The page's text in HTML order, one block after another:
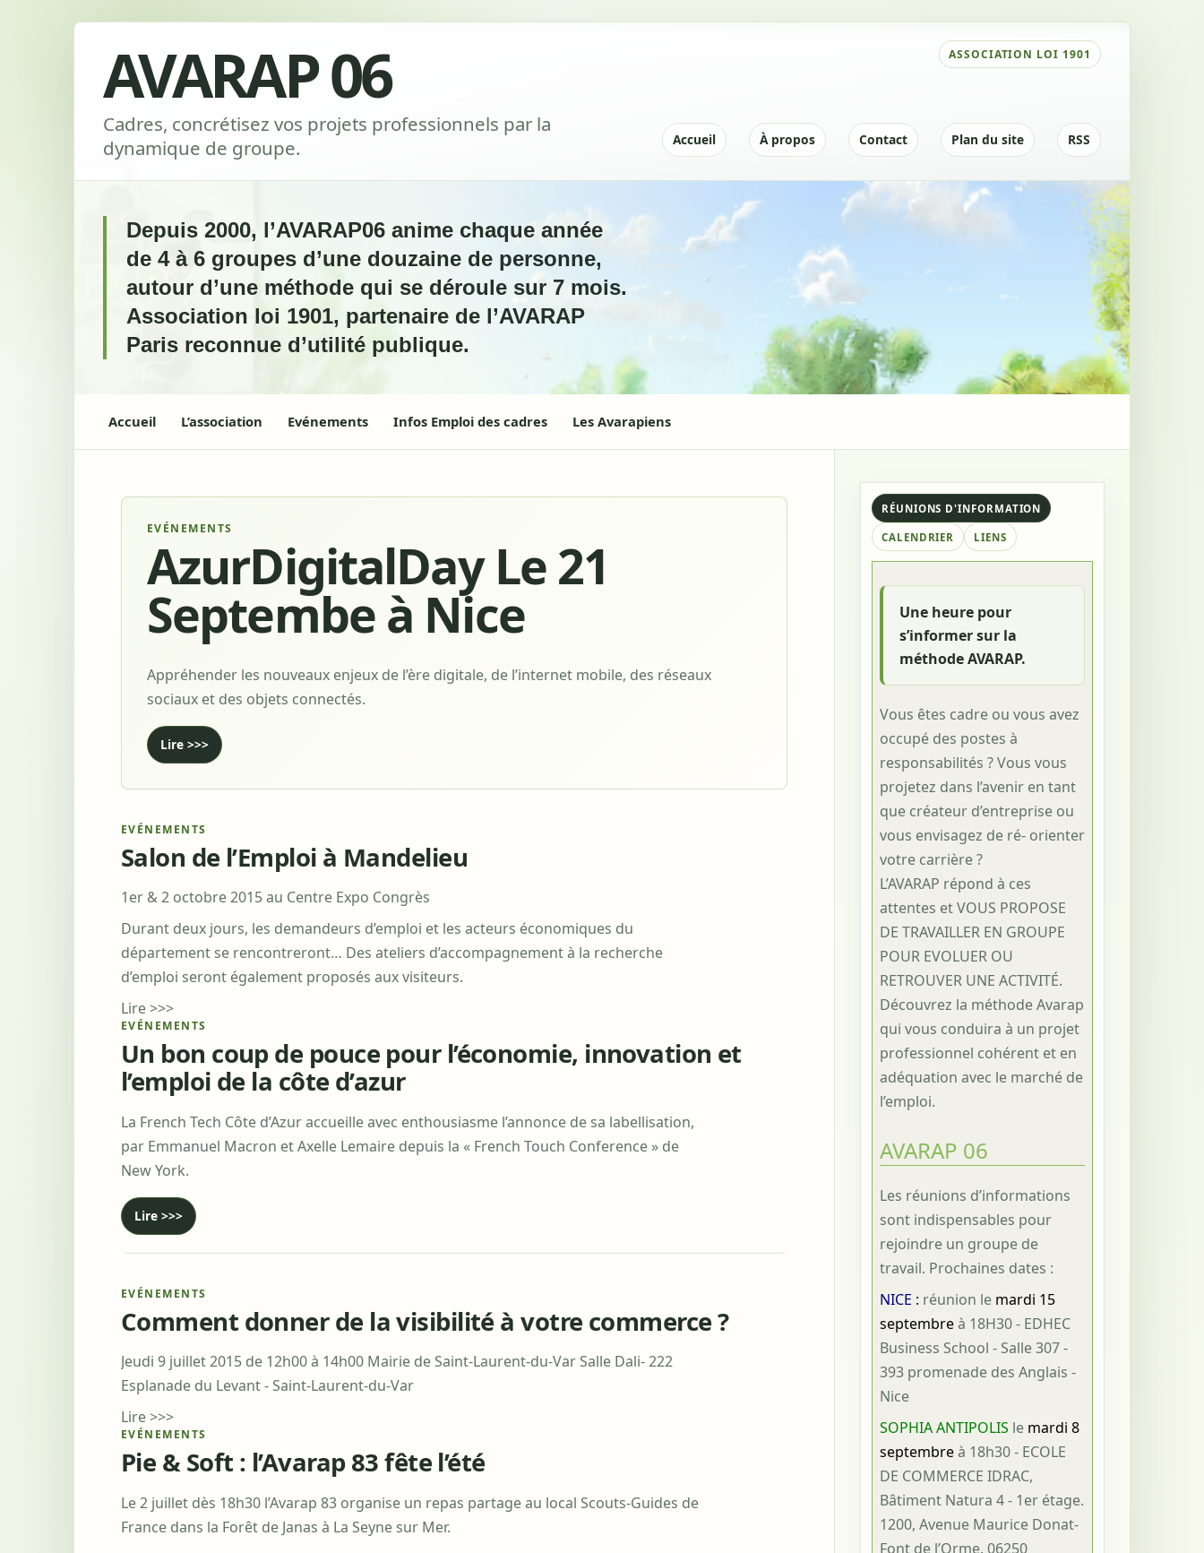
AVARAP 06
Cadres, concrétisez vos projets professionnels par la
dynamique de groupe.
Accueil À propos Contact Plan du site RSS
Depuis 2000, l’AVARAP06 anime chaque année
de 4 à 6 groupes d’une douzaine de personne,
autour d’une méthode qui se déroule sur 7 mois.
Association loi 1901, partenaire de l’AVARAP
Paris reconnue d’utilité publique.
Accueil L’association Evénements Infos Emploi des cadres Les Avarapiens
EVÉNEMENTS
AzurDigitalDay Le 21
Septembe à Nice
Appréhender les nouveaux enjeux de l’ère digitale, de l’internet mobile, des réseaux
sociaux et des objets connectés.
Lire >>>
EVÉNEMENTS
Salon de l’Emploi à Mandelieu
1er & 2 octobre 2015 au Centre Expo Congrès
Durant deux jours, les demandeurs d’emploi et les acteurs économiques du
département se rencontreront… Des ateliers d’accompagnement à la recherche
d’emploi seront également proposés aux visiteurs.
Lire >>>
EVÉNEMENTS
Un bon coup de pouce pour l’économie, innovation et
l’emploi de la côte d’azur
La French Tech Côte d’Azur accueille avec enthousiasme l’annonce de sa labellisation,
par Emmanuel Macron et Axelle Lemaire depuis la « French Touch Conference » de
New York.
Lire >>>
EVÉNEMENTS
Comment donner de la visibilité à votre commerce ?
Jeudi 9 juillet 2015 de 12h00 à 14h00 Mairie de Saint-Laurent-du-Var Salle Dali- 222
Esplanade du Levant - Saint-Laurent-du-Var
Lire >>>
EVÉNEMENTS
Pie & Soft : l’Avarap 83 fête l’été
Le 2 juillet dès 18h30 l’Avarap 83 organise un repas partage au local Scouts-Guides de
France dans la Forêt de Janas à La Seyne sur Mer.
RÉUNIONS D'INFORMATION
CALENDRIER LIENS
Une heure pour
s’informer sur la
méthode AVARAP.
Vous êtes cadre ou vous avez
occupé des postes à
responsabilités ? Vous vous
projetez dans l’avenir en tant
que créateur d’entreprise ou
vous envisagez de ré- orienter
votre carrière ?
L’AVARAP répond à ces
attentes et VOUS PROPOSE
DE TRAVAILLER EN GROUPE
POUR EVOLUER OU
RETROUVER UNE ACTIVITÉ.
Découvrez la méthode Avarap
qui vous conduira à un projet
professionnel cohérent et en
adéquation avec le marché de
l’emploi.
AVARAP 06
Les réunions d’informations
sont indispensables pour
rejoindre un groupe de
travail. Prochaines dates :
NICE : réunion le mardi 15
septembreà 18H30 - EDHEC
Business School - Salle 307 -
393 promenade des Anglais -
Nice
SOPHIA ANTIPOLIS le mardi 8
septembreà 18h30 - ECOLE
DE COMMERCE IDRAC,
Bâtiment Natura 4 - 1er étage.
1200, Avenue Maurice Donat-
Font de l’Orme. 06250